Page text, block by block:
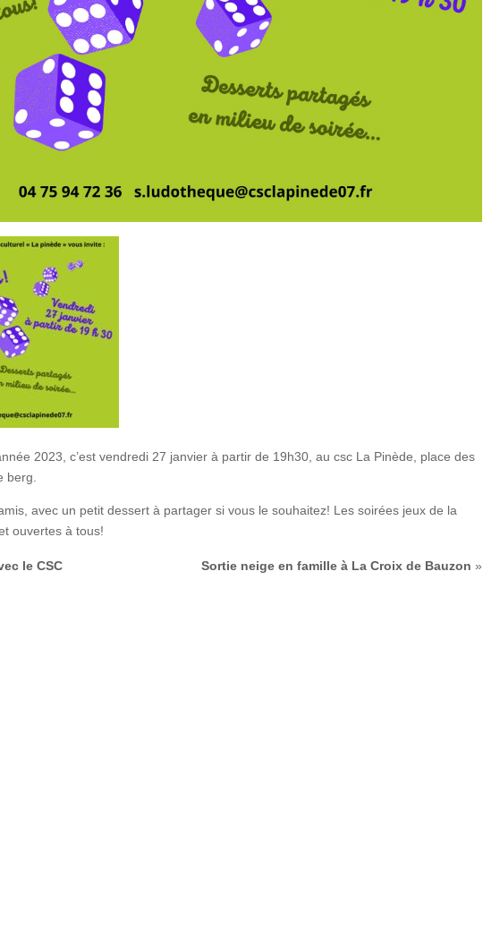
2023, c’est vendredi 27 janvier à partir de 19h30, au csc La Pinède, place des
berg.
avec un petit dessert à partager si vous le souhaitez! Les soirées jeux de la
ouvertes à tous!
le CSC Sortie neige en famille à La Croix de Bauzon »